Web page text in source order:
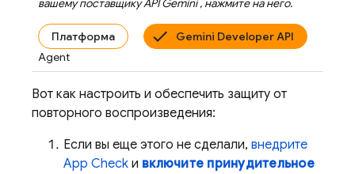
вашему поставщикуAPI Gemini, нажмите на него.
Платформа
Gemini Developer API
Agent
Вот как настроить и обеспечить защиту от
повторного воспроизведения:
Если вы еще этого не сделали, внедрите
App Check и включите принудительное